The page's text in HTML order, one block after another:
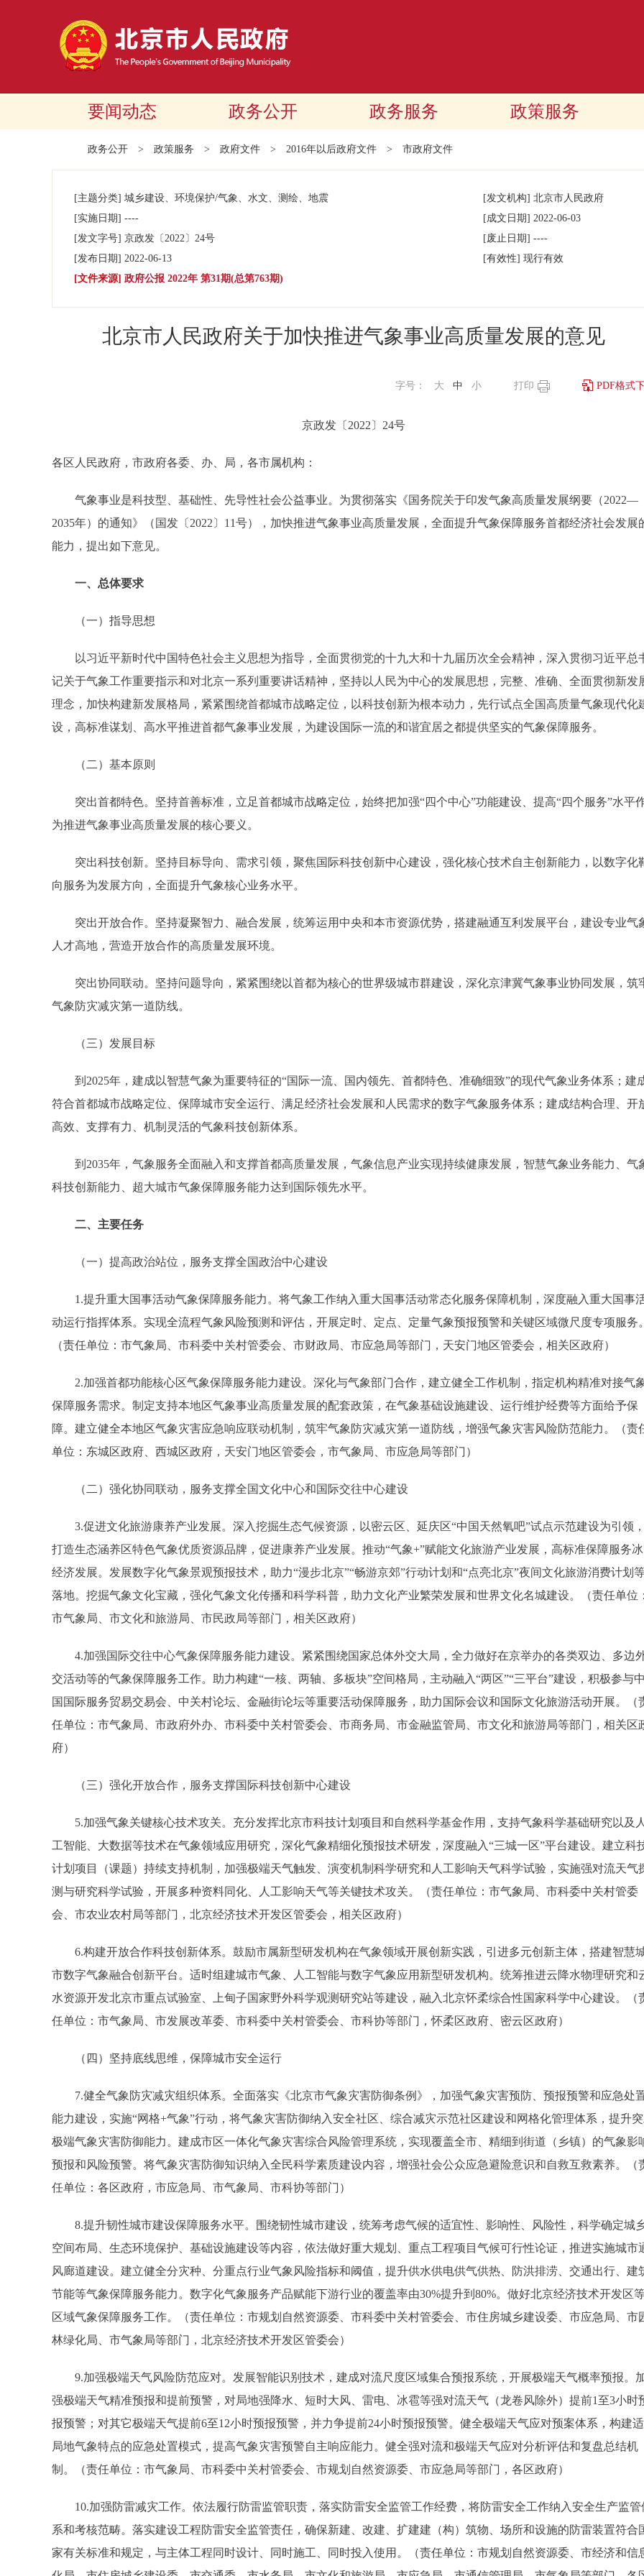
要闻动态 政务公开 政务服务 政策服务
政务公开 > 政策服务 > 政府文件 > 2016年以后政府文件 > 市政府文件
[主题分类] 城乡建设、环境保护/气象、水文、测绘、地震 [发文机构] 北京市人民政府
[实施日期] ---- [成文日期] 2022-06-03
[发文字号] 京政发 〔2022〕 24号 [废止日期] ----
[发布日期] 2022-06-13 [有效性] 现行有效
[文件来源] 政府公报 2022年 第31期(总第763期)
北京市人民政府关于加快推进气象事业高质量发展的意见
PDF格式
打印
字号： 大 中 小
京政发〔2022〕24号
各区人民政府，市政府各委、办、局，各市属机构：
气象事业是科技型、基础性、先导性社会公益事业。为贯彻落实《国务院关于印发气象高质量发展纲要（2022—
2035年）的通知》（国发〔2022〕11号），加快推进气象事业高质量发展，全面提升气象保障服务首都经济社会发展
能力，提出如下意见。
一、总体要求
（一）指导思想
以习近平新时代中国特色社会主义思想为指导，全面贯彻党的十九大和十九届历次全会精神，深入贯彻习近平总
记关于气象工作重要指示和对北京一系列重要讲话精神，坚持以人民为中心的发展思想，完整、准确、全面贯彻新发
理念，加快构建新发展格局，紧紧围绕首都城市战略定位，以科技创新为根本动力，先行试点全国高质量气象现代化
设，高标准谋划、高水平推进首都气象事业发展，为建设国际一流的和谐宜居之都提供坚实的气象保障服务。
（二）基本原则
突出首都特色。坚持首善标准，立足首都城市战略定位，始终把加强“四个中心”功能建设、提高“四个服务”水平
为推进气象事业高质量发展的核心要义。
突出科技创新。坚持目标导向、需求引领，聚焦国际科技创新中心建设，强化核心技术自主创新能力，以数字化
向服务为发展方向，全面提升气象核心业务水平。
突出开放合作。坚持凝聚智力、融合发展，统筹运用中央和本市资源优势，搭建融通互利发展平台，建设专业气
人才高地，营造开放合作的高质量发展环境。
突出协同联动。坚持问题导向，紧紧围绕以首都为核心的世界级城市群建设，深化京津冀气象事业协同发展，筑
气象防灾减灾第一道防线。
（三）发展目标
到2025年，建成以智慧气象为重要特征的“国际一流、国内领先、首都特色、准确细致”的现代气象业务体系；建
符合首都城市战略定位、保障城市安全运行、满足经济社会发展和人民需求的数字气象服务体系；建成结构合理、开
高效、支撑有力、机制灵活的气象科技创新体系。
到2035年，气象服务全面融入和支撑首都高质量发展，气象信息产业实现持续健康发展，智慧气象业务能力、气
科技创新能力、超大城市气象保障服务能力达到国际领先水平。
二、主要任务
（一）提高政治站位，服务支撑全国政治中心建设
1.提升重大国事活动气象保障服务能力。将气象工作纳入重大国事活动常态化服务保障机制，深度融入重大国事
动运行指挥体系。实现全流程气象风险预测和评估，开展定时、定点、定量气象预报预警和关键区域微尺度专项服务。
（责任单位：市气象局、市科委中关村管委会、市财政局、市应急局等部门，天安门地区管委会，相关区政府）
2.加强首都功能核心区气象保障服务能力建设。深化与气象部门合作，建立健全工作机制，指定机构精准对接气
保障服务需求。制定支持本地区气象事业高质量发展的配套政策，在气象基础设施建设、运行维护经费等方面给予保
障。建立健全本地区气象灾害应急响应联动机制，筑牢气象防灾减灾第一道防线，增强气象灾害风险防范能力。（责
单位：东城区政府、西城区政府，天安门地区管委会，市气象局、市应急局等部门）
（二）强化协同联动，服务支撑全国文化中心和国际交往中心建设
3.促进文化旅游康养产业发展。深入挖掘生态气候资源，以密云区、延庆区“中国天然氧吧”试点示范建设为引领，
打造生态涵养区特色气象优质资源品牌，促进康养产业发展。推动“气象+”赋能文化旅游产业发展，高标准保障服务
经济发展。发展数字化气象景观预报技术，助力“漫步北京”“畅游京郊”行动计划和“点亮北京”夜间文化旅游消费计划
落地。挖掘气象文化宝藏，强化气象文化传播和科学科普，助力文化产业繁荣发展和世界文化名城建设。（责任单位：
市气象局、市文化和旅游局、市民政局等部门，相关区政府）
4.加强国际交往中心气象保障服务能力建设。紧紧围绕国家总体外交大局，全力做好在京举办的各类双边、多边
交活动等的气象保障服务工作。助力构建“一核、两轴、多板块”空间格局，主动融入“两区”“三平台”建设，积极参与中
国国际服务贸易交易会、中关村论坛、金融街论坛等重要活动保障服务，助力国际会议和国际文化旅游活动开展。（
任单位：市气象局、市政府外办、市科委中关村管委会、市商务局、市金融监管局、市文化和旅游局等部门，相关区
府）
（三）强化开放合作，服务支撑国际科技创新中心建设
5.加强气象关键核心技术攻关。充分发挥北京市科技计划项目和自然科学基金作用，支持气象科学基础研究以及人
工智能、大数据等技术在气象领域应用研究，深化气象精细化预报技术研发，深度融入“三城一区”平台建设。建立科
计划项目（课题）持续支持机制，加强极端天气触发、演变机制科学研究和人工影响天气科学试验，实施强对流天气
测与研究科学试验，开展多种资料同化、人工影响天气等关键技术攻关。（责任单位：市气象局、市科委中关村管委
会、市农业农村局等部门，北京经济技术开发区管委会，相关区政府）
6.构建开放合作科技创新体系。鼓励市属新型研发机构在气象领域开展创新实践，引进多元创新主体，搭建智慧
市数字气象融合创新平台。适时组建城市气象、人工智能与数字气象应用新型研发机构。统筹推进云降水物理研究和
水资源开发北京市重点试验室、上甸子国家野外科学观测研究站等建设，融入北京怀柔综合性国家科学中心建设。（
任单位：市气象局、市发展改革委、市科委中关村管委会、市科协等部门，怀柔区政府、密云区政府）
（四）坚持底线思维，保障城市安全运行
7.健全气象防灾减灾组织体系。全面落实《北京市气象灾害防御条例》，加强气象灾害预防、预报预警和应急处
能力建设，实施“网格+气象”行动，将气象灾害防御纳入安全社区、综合减灾示范社区建设和网格化管理体系，提升
极端气象灾害防御能力。建成市区一体化气象灾害综合风险管理系统，实现覆盖全市、精细到街道（乡镇）的气象影
预报和风险预警。将气象灾害防御知识纳入全民科学素质建设内容，增强社会公众应急避险意识和自救互救素养。（
任单位：各区政府，市应急局、市气象局、市科协等部门）
8.提升韧性城市建设保障服务水平。围绕韧性城市建设，统筹考虑气候的适宜性、影响性、风险性，科学确定城
空间布局、生态环境保护、基础设施建设等内容，依法做好重大规划、重点工程项目气候可行性论证，推进实施城市
风廊道建设。建立健全分灾种、分重点行业气象风险指标和阈值，提升供水供电供气供热、防洪排涝、交通出行、建
节能等气象保障服务能力。数字化气象服务产品赋能下游行业的覆盖率由30%提升到80%。做好北京经济技术开发区
区域气象保障服务工作。（责任单位：市规划自然资源委、市科委中关村管委会、市住房城乡建设委、市应急局、市
林绿化局、市气象局等部门，北京经济技术开发区管委会）
9.加强极端天气风险防范应对。发展智能识别技术，建成对流尺度区域集合预报系统，开展极端天气概率预报。
强极端天气精准预报和提前预警，对局地强降水、短时大风、雷电、冰雹等强对流天气（龙卷风除外）提前1至3小时
报预警；对其它极端天气提前6至12小时预报预警，并力争提前24小时预报预警。健全极端天气应对预案体系，构建
局地气象特点的应急处置模式，提高气象灾害预警自主响应能力。健全强对流和极端天气应对分析评估和复盘总结机
制。（责任单位：市气象局、市科委中关村管委会、市规划自然资源委、市应急局等部门，各区政府）
10.加强防雷减灾工作。依法履行防雷监管职责，落实防雷安全监管工作经费，将防雷安全工作纳入安全生产监管
系和考核范畴。落实建设工程防雷安全监管责任，确保新建、改建、扩建建（构）筑物、场所和设施的防雷装置符合
家有关标准和规定，与主体工程同时设计、同时施工、同时投入使用。（责任单位：市规划自然资源委、市经济和信